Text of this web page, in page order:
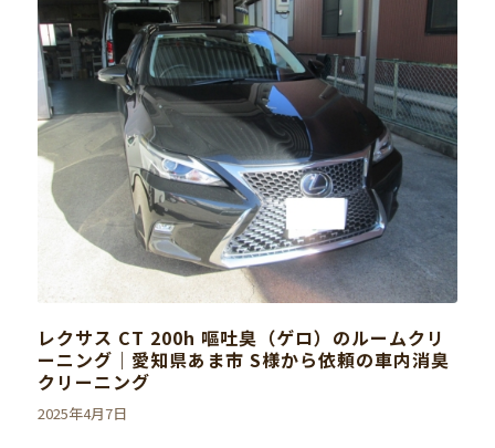
レクサス CT 200h 嘔吐臭（ゲロ）のルームクリ
ーニング｜愛知県あま市 S様から依頼の車内消臭
クリーニング
2025年4月7日